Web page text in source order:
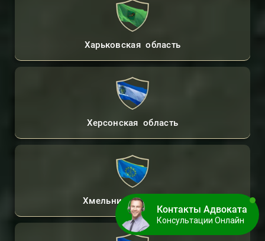
Харьковская область
Херсонская область
Хмельницкая область
Контакты Адвоката
Консультации Онлайн